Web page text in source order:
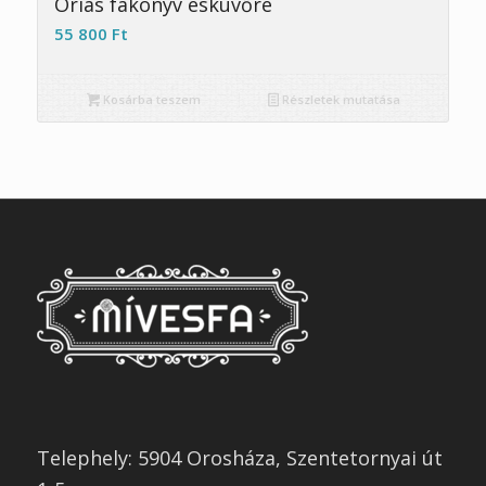
55 800 Ft
Kosárba teszem Részletek mutatása
Telephely: 5904 Orosháza, Szentetornyai út